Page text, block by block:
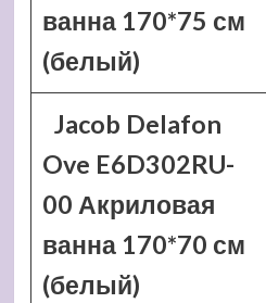
ванна 170*75 см
(белый)
Jacob Delafon
Ove E6D302RU-
00 Акриловая
ванна 170*70 см
(белый)